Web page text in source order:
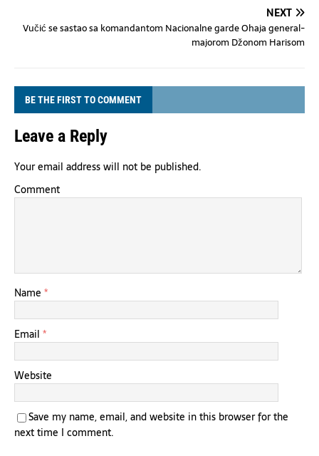
NEXT
Vučić se sastao sa komandantom Nacionalne garde Ohaja general-
majorom Džonom Harisom
BE THE FIRST TO COMMENT
Leave a Reply
Your email address will not be published.
Comment
Name *
Email *
Website
Save my name, email, and website in this browser for the
next time I comment.